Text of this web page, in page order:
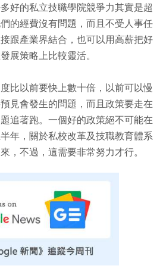
好的私立技職學院競爭力其實是超
的經費沒有問題，而且不受人事任
跟產業界結合，也可以用高薪把好
展策略上比較靈活。
比以前要快上數十倍，以前可以慢
見會發生的問題，而且政策要走在
追著跑。一個好的政策絕不可能在
年，關於私校改革及技職教育體系
，不過，這需要非常努力才行。